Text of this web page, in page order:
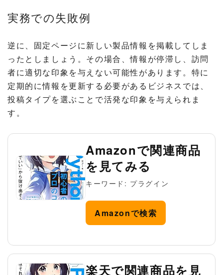
実務での失敗例
逆に、固定ページに新しい製品情報を掲載してしま
ったとしましょう。その場合、情報が停滞し、訪問
者に適切な印象を与えない可能性があります。特に
定期的に情報を更新する必要があるビジネスでは、
投稿タイプを選ぶことで活発な印象を与えられま
す。
Amazonで関連商品
を見てみる
キーワード: プラグイン
Amazonで検索
楽天で関連商品を見